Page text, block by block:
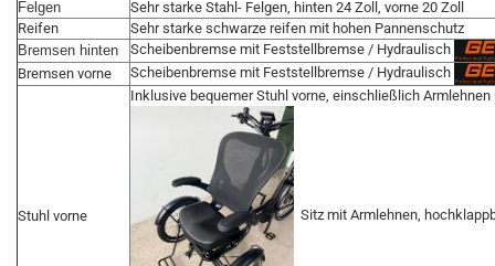
Felgen
Sehr starke Stahl- Felgen, hinten 24 Zoll, vorne 20 Zoll
Reifen
Sehr starke schwarze reifen mit hohen Pannenschutz
Bremsen hinten
Scheibenbremse mit Feststellbremse / Hydraulisch
Bremsen vorne
Scheibenbremse mit Feststellbremse / Hydraulisch
Stuhl vorne
Inklusive bequemer Stuhl vorne, einschließlich Armlehnen
Sitz mit Armlehnen,